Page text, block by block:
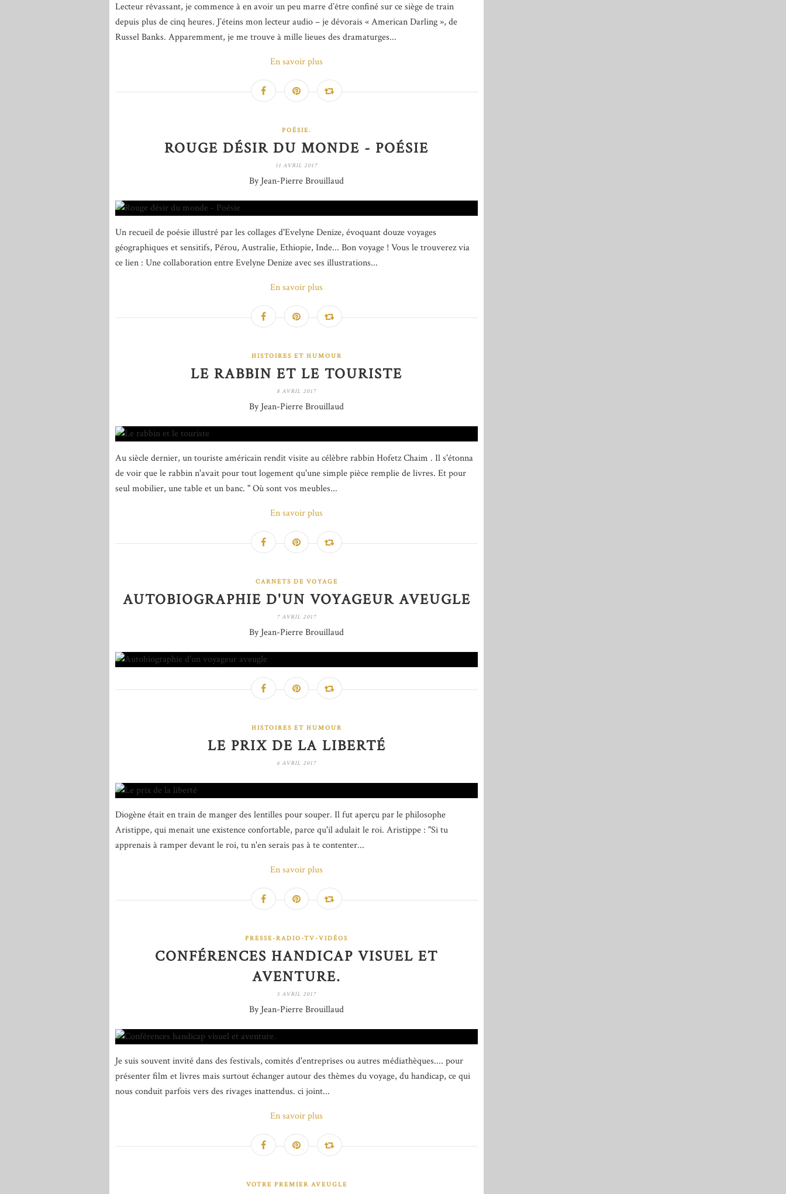
Lecteur rêvassant, je commence à en avoir un peu marre d’être confiné sur ce siège de train
depuis plus de cinq heures. J’éteins mon lecteur audio – je dévorais « American Darling », de
Russel Banks. Apparemment, je me trouve à mille lieues des dramaturges...
En savoir plus
POÉSIE.
ROUGE DÉSIR DU MONDE - POÉSIE
11 AVRIL 2017
By Jean-Pierre Brouillaud
Un recueil de poésie illustré par les collages d'Evelyne Denize, évoquant douze voyages
géographiques et sensitifs, Pérou, Australie, Ethiopie, Inde... Bon voyage ! Vous le trouverez via
ce lien : Une collaboration entre Evelyne Denize avec ses illustrations...
En savoir plus
HISTOIRES ET HUMOUR
LE RABBIN ET LE TOURISTE
8 AVRIL 2017
By Jean-Pierre Brouillaud
Au siècle dernier, un touriste américain rendit visite au célèbre rabbin Hofetz Chaim . Il s'étonna
de voir que le rabbin n'avait pour tout logement qu'une simple pièce remplie de livres. Et pour
seul mobilier, une table et un banc. " Où sont vos meubles...
En savoir plus
CARNETS DE VOYAGE
AUTOBIOGRAPHIE D'UN VOYAGEUR AVEUGLE
7 AVRIL 2017
By Jean-Pierre Brouillaud
HISTOIRES ET HUMOUR
LE PRIX DE LA LIBERTÉ
6 AVRIL 2017
Diogène était en train de manger des lentilles pour souper. Il fut aperçu par le philosophe
Aristippe, qui menait une existence confortable, parce qu'il adulait le roi. Aristippe : "Si tu
apprenais à ramper devant le roi, tu n'en serais pas à te contenter...
En savoir plus
PRESSE-RADIO-TV-VIDÉOS
CONFÉRENCES HANDICAP VISUEL ET
AVENTURE.
5 AVRIL 2017
By Jean-Pierre Brouillaud
Je suis souvent invité dans des festivals, comités d'entreprises ou autres médiathèques.... pour
présenter film et livres mais surtout échanger autour des thèmes du voyage, du handicap, ce qui
nous conduit parfois vers des rivages inattendus. ci joint...
En savoir plus
VOTRE PREMIER AVEUGLE